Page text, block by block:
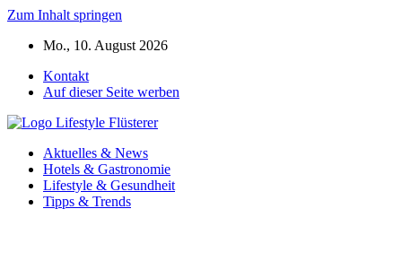
Zum Inhalt springen
Mo., 10. August 2026
Kontakt
Auf dieser Seite werben
Aktuelles & News
Hotels & Gastronomie
Lifestyle & Gesundheit
Tipps & Trends